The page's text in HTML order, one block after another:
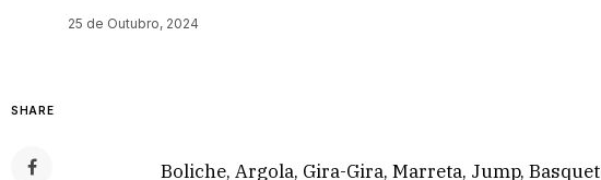
25 de Outubro, 2024
SHARE
Boliche, Argola, Gira-Gira, Marreta, Jump,